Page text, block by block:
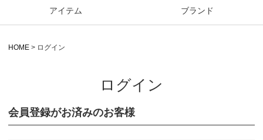
アイテム ブランド
HOME ログイン
ログイン
会員登録がお済みのお客様